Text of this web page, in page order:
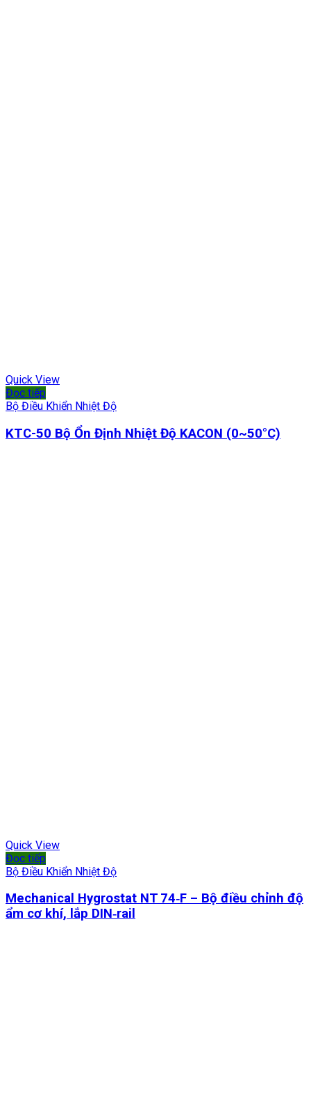
Quick View
Đọc tiếp
Bộ Điều Khiển Nhiệt Độ
KTC-50 Bộ Ổn Định Nhiệt Độ KACON (0~50°C)
Quick View
Đọc tiếp
Bộ Điều Khiển Nhiệt Độ
Mechanical Hygrostat NT 74‑F – Bộ điều chỉnh độ
ẩm cơ khí, lắp DIN‑rail